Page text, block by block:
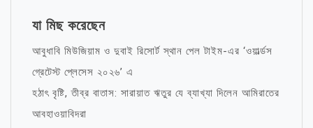
যা মিছ করেছেন
আবুধাবি মিউজিয়াম ও দুবাই রিসোর্ট স্থান পেল টাইম-এর ‘ওয়ার্ল্ডস
গ্রেটেস্ট প্লেসেস ২০২৬’ এ
হঠাৎ বৃষ্টি, তীব্র বাতাস: সারায়াত ঋতুর যে ব্যাখ্যা দিলেন আমিরাতের
আবহাওয়াবিদরা